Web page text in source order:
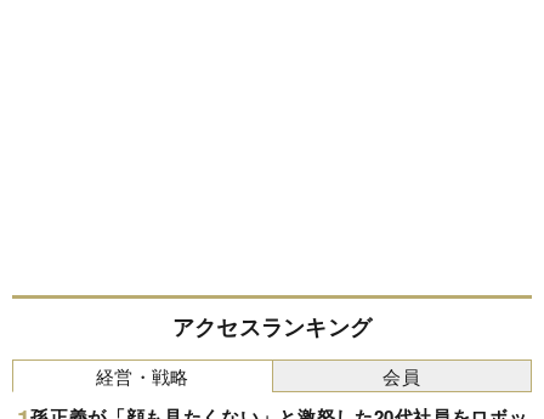
アクセスランキング
経営・戦略 会員